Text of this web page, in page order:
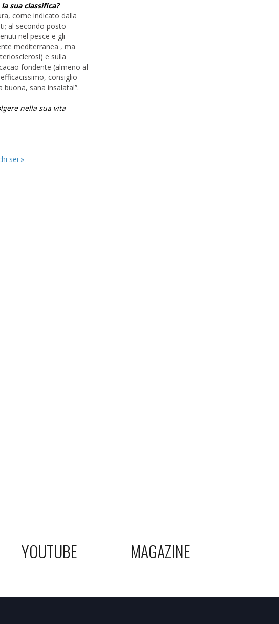
sua classifica?
come indicato dalla
al secondo posto
nel pesce e gli
mediterranea , ma
e sulla
fondente (almeno al
consiglio
sana insalata!”.
nella sua vita
sei »
YOUTUBE MAGAZINE